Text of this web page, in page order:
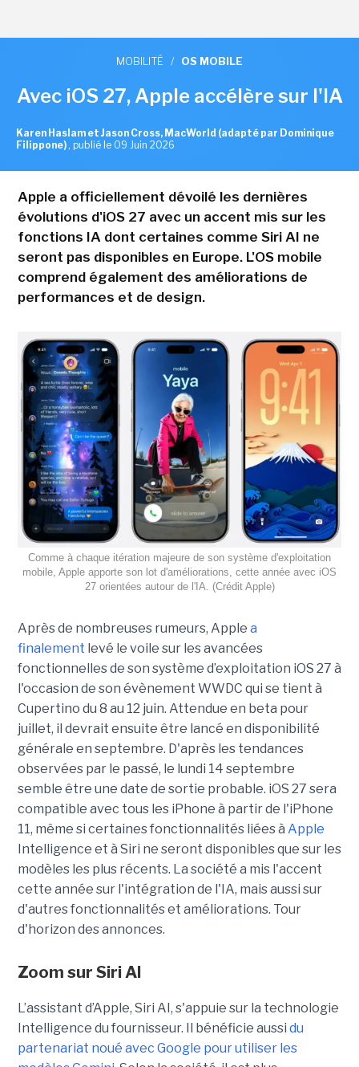
MOBILITÉ / OS MOBILE
Avec iOS 27, Apple accélère sur l'IA
Karen Haslam et Jason Cross, MacWorld (adapté par Dominique
Filippone) , publié le 09 Juin 2026
Apple a officiellement dévoilé les dernières
évolutions d'iOS 27 avec un accent mis sur les
fonctions IA dont certaines comme Siri AI ne
seront pas disponibles en Europe. L'OS mobile
comprend également des améliorations de
performances et de design.
Comme à chaque itération majeure de son système d'exploitation
mobile, Apple apporte son lot d'améliorations, cette année avec iOS
27 orientées autour de l'IA. (Crédit Apple)
Après de nombreuses rumeurs, Apple a
finalement levé le voile sur les avancées
fonctionnelles de son système d’exploitation iOS 27 à
l'occasion de son évènement WWDC qui se tient à
Cupertino du 8 au 12 juin. Attendue en beta pour
juillet, il devrait ensuite être lancé en disponibilité
générale en septembre. D'après les tendances
observées par le passé, le lundi 14 septembre
semble être une date de sortie probable. iOS 27 sera
compatible avec tous les iPhone à partir de l'iPhone
11, même si certaines fonctionnalités liées à Apple
Intelligence et à Siri ne seront disponibles que sur les
modèles les plus récents. La société a mis l'accent
cette année sur l'intégration de l'IA, mais aussi sur
d'autres fonctionnalités et améliorations. Tour
d'horizon des annonces.
Zoom sur Siri AI
L’assistant d’Apple, Siri AI, s'appuie sur la technologie
Intelligence du fournisseur. Il bénéficie aussi du
partenariat noué avec Google pour utiliser les